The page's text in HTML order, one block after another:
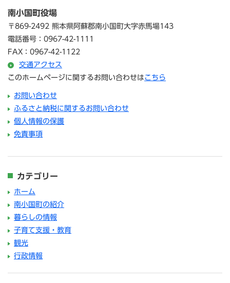
南小国町役場
〒869-2492 熊本県阿蘇郡南小国町大字赤馬場143
電話番号：0967-42-1111
FAX：0967-42-1122
交通アクセス
このホームページに関するお問い合わせは こちら
お問い合わせ
ふるさと納税に関するお問い合わせ
個人情報の保護
免責事項
カテゴリー
ホーム
南小国町の紹介
暮らしの情報
子育て支援・教育
観光
行政情報